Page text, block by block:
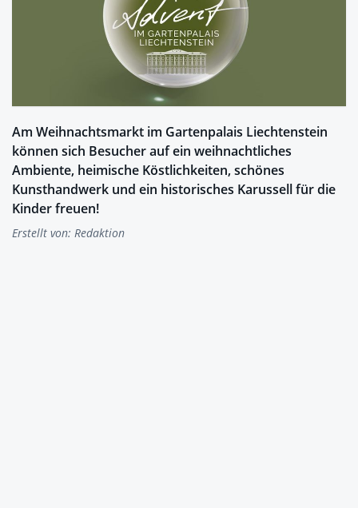
Am Weihnachtsmarkt im Gartenpalais Liechtenstein
können sich Besucher auf ein weihnachtliches
Ambiente, heimische Köstlichkeiten, schönes
Kunsthandwerk und ein historisches Karussell für die
Kinder freuen!
Erstellt von: Redaktion